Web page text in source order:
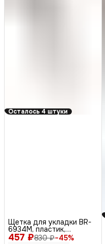
Осталось 4 штуки
457 ₽830 ₽−45%
Щетка для укладки BR-
6934M, пластик,
коричневый